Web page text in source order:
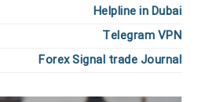
Helpline in Dubai
Telegram VPN
Forex Signal trade Journal